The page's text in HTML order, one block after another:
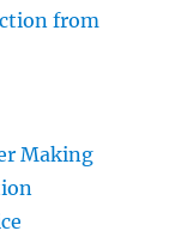
from
Making